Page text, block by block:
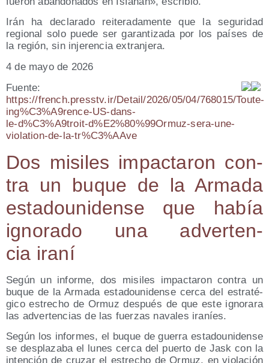
Irán ha decla­ra­do reite­ra­da­men­te que la segu­ri­dad
regio­nal solo pue­de ser garan­ti­za­da por los paí­ses de
la región, sin inje­ren­cia extranjera.
4 de mayo de 2026
Fuen­te:
https://french.presstv.ir/Detail/2026/05/04/768015/Toute-
ing%C3%A9rence-US-dans-
le‑d%C3%A9troit‑d%E2%80%99Ormuz-sera-une-
violation-de-la-tr%C3%AAve
Dos misi­les impac­ta­ron con­
tra un buque de la Arma­da
esta­dou­ni­den­se que había
igno­ra­do una adver­ten­
cia iraní
Según un infor­me, dos misi­les impac­ta­ron con­tra un
buque de la Arma­da esta­dou­ni­den­se cer­ca del estra­té­
gi­co estre­cho de Ormuz des­pués de que este igno­ra­ra
las adver­ten­cias de las fuer­zas nava­les iraníes.
Según los infor­mes, el buque de gue­rra esta­dou­ni­den­se
se des­pla­za­ba el lunes cer­ca del puer­to de Jask con la
inten­ción de cru­zar el estre­cho de Ormuz, en vio­la­ción